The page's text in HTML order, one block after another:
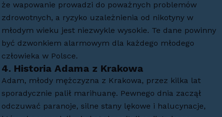
że wapowanie prowadzi do poważnych problemów
zdrowotnych, a ryzyko uzależnienia od nikotyny w
młodym wieku jest niezwykle wysokie. Te dane powinny
być dzwonkiem alarmowym dla każdego młodego
człowieka w Polsce.
4. Historia Adama z Krakowa
Adam, młody mężczyzna z Krakowa, przez kilka lat
sporadycznie palił marihuanę. Pewnego dnia zaczął
odczuwać paranoje, silne stany lękowe i halucynacje,